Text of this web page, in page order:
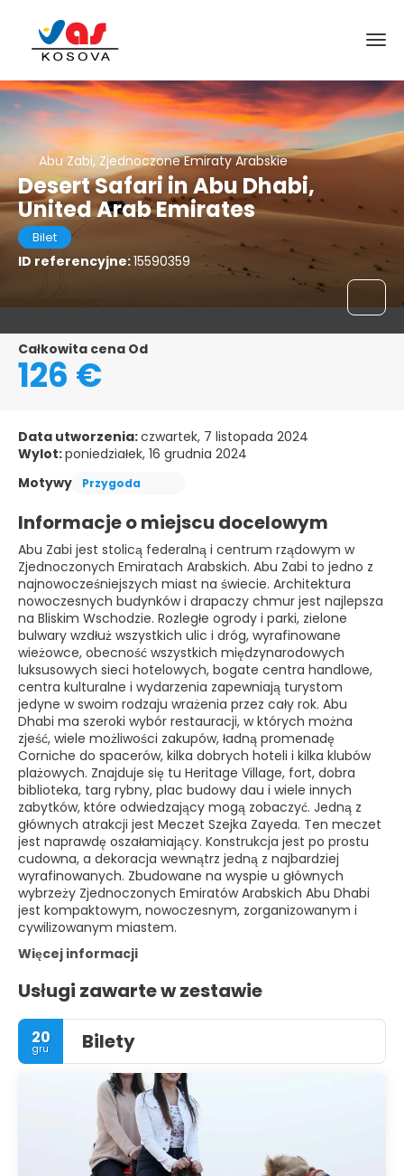
Abu Zabi, Zjednoczone Emiraty Arabskie
Desert Safari in Abu Dhabi,
United Arab Emirates
Bilet
ID referencyjne:15590359
Całkowita cena Od
126 €
Data utworzenia:czwartek, 7 listopada 2024
Wylot:poniedziałek, 16 grudnia 2024
Motywy
Przygoda
Informacje o miejscu docelowym
Abu Zabi jest stolicą federalną i centrum rządowym w
Zjednoczonych Emiratach Arabskich. Abu Zabi to jedno z
najnowocześniejszych miast na świecie. Architektura
nowoczesnych budynków i drapaczy chmur jest najlepsza
na Bliskim Wschodzie. Rozległe ogrody i parki, zielone
bulwary wzdłuż wszystkich ulic i dróg, wyrafinowane
wieżowce, obecność wszystkich międzynarodowych
luksusowych sieci hotelowych, bogate centra handlowe,
centra kulturalne i wydarzenia zapewniają turystom
jedyne w swoim rodzaju wrażenia przez cały rok. Abu
Dhabi ma szeroki wybór restauracji, w których można
zjeść, wiele możliwości zakupów, ładną promenadę
Corniche do spacerów, kilka dobrych hoteli i kilka klubów
plażowych. Znajduje się tu Heritage Village, fort, dobra
biblioteka, targ rybny, plac budowy dau i wiele innych
zabytków, które odwiedzający mogą zobaczyć. Jedną z
głównych atrakcji jest Meczet Szejka Zayeda. Ten meczet
jest naprawdę oszałamiający. Konstrukcja jest po prostu
cudowna, a dekoracja wewnątrz jedną z najbardziej
wyrafinowanych. Zbudowane na wyspie u głównych
wybrzeży Zjednoczonych Emiratów Arabskich Abu Dhabi
jest kompaktowym, nowoczesnym, zorganizowanym i
cywilizowanym miastem.
Więcej informacji
Usługi zawarte w zestawie
20
gru Bilety